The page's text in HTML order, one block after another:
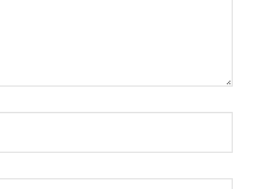
ou